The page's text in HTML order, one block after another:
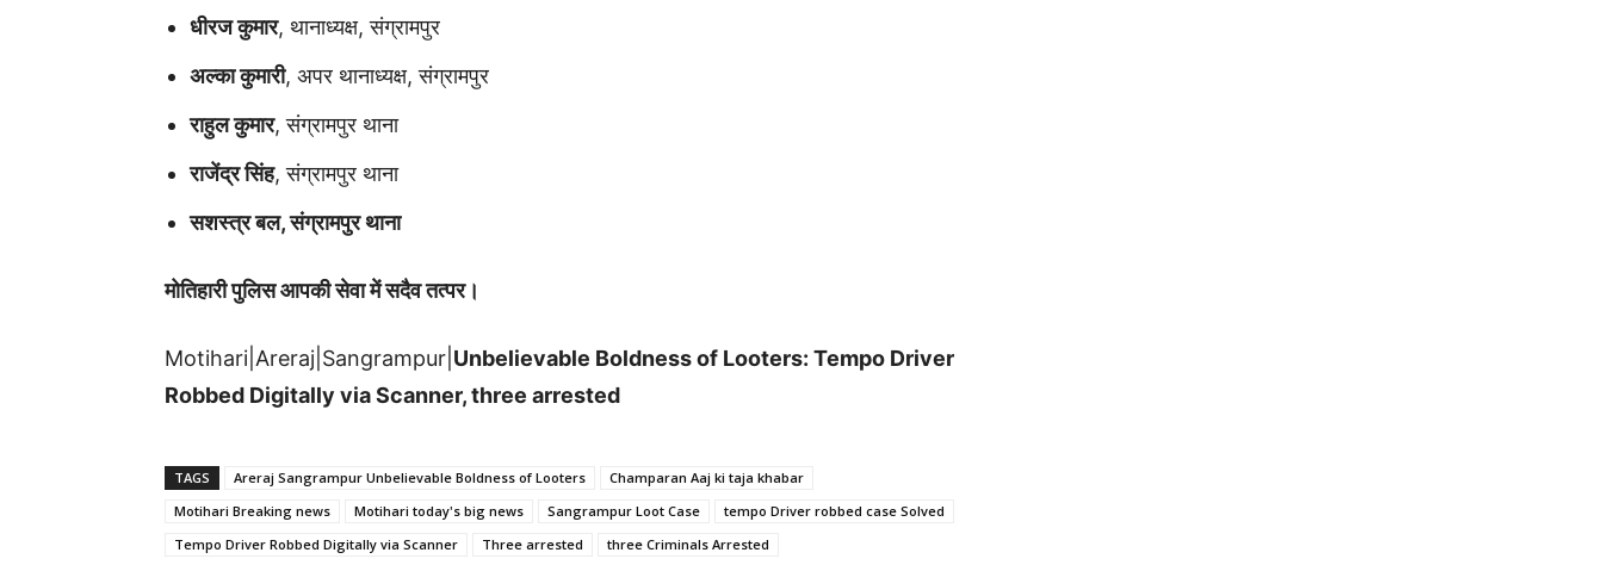
धीरज कुमार, थानाध्यक्ष, संग्रामपुर
अल्का कुमारी, अपर थानाध्यक्ष, संग्रामपुर
राहुल कुमार, संग्रामपुर थाना
राजेंद्र सिंह, संग्रामपुर थाना
सशस्त्र बल, संग्रामपुर थाना
मोतिहारी पुलिस आपकी सेवा में सदैव तत्पर।
Motihari|Areraj|Sangrampur| Unbelievable Boldness of Looters: Tempo Driver
Robbed Digitally via Scanner, three arrested
TAGS Areraj Sangrampur Unbelievable Boldness of Looters
Champaran Aaj ki taja khabar
Motihari Breaking news
Motihari today's big news Sangrampur Loot Case
tempo Driver robbed case Solved
Tempo Driver Robbed Digitally via Scanner
Three arrested three Criminals Arrested